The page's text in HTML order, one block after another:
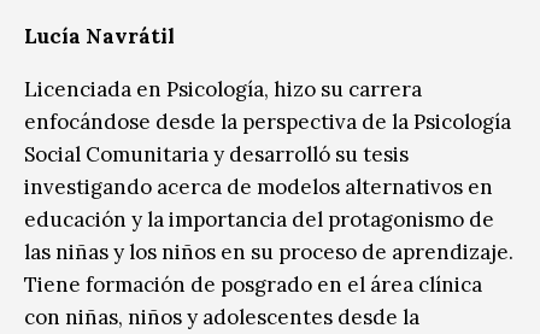
Lucía Navrátil
Licenciada en Psicología, hizo su carrera
enfocándose desde la perspectiva de la Psicología
Social Comunitaria y desarrolló su tesis
investigando acerca de modelos alternativos en
educación y la importancia del protagonismo de
las niñas y los niños en su proceso de aprendizaje.
Tiene formación de posgrado en el área clínica
con niñas, niños y adolescentes desde la